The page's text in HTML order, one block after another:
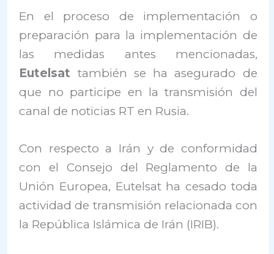
En el proceso de implementación o
preparación para la implementación de
las medidas antes mencionadas,
Eutelsat también se ha asegurado de
que no participe en la transmisión del
canal de noticias RT en Rusia.
Con respecto a Irán y de conformidad
con el Consejo del Reglamento de la
Unión Europea, Eutelsat ha cesado toda
actividad de transmisión relacionada con
la República Islámica de Irán (IRIB).